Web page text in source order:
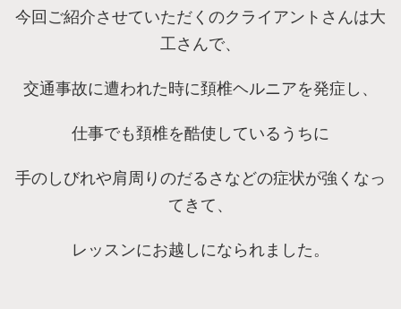
今回ご紹介させていただくのクライアントさんは大
工さんで、
交通事故に遭われた時に頚椎ヘルニアを発症し、
仕事でも頚椎を酷使しているうちに
手のしびれや肩周りのだるさなどの症状が強くなっ
てきて、
レッスンにお越しになられました。